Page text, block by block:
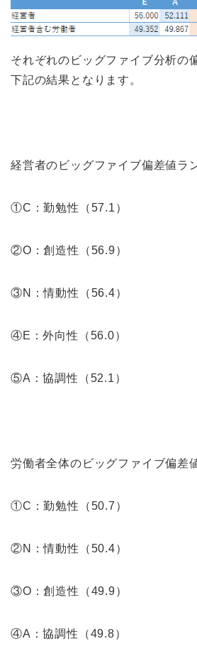
それぞれのビッグファイブ分析の
下記の結果となります。
経営者のビッグファイブ偏差値ラ
①C：勤勉性（57.1）
②O：創造性（56.9）
③N：情動性（56.4）
④E：外向性（56.0）
⑤A：協調性（52.1）
労働者全体のビッグファイブ偏差
①C：勤勉性（50.7）
②N：情動性（50.4）
③O：創造性（49.9）
④A：協調性（49.8）